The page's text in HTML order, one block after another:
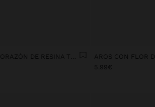
AROS CON CORAZÓN DE RESINA TRANSPARENTE
5.99€